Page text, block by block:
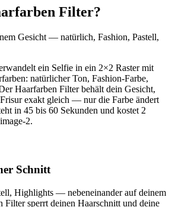
Filter?
Gesicht — natürlich, Fashion, Pastell,
ein Selfie in ein 2×2 Raster mit
natürlicher Ton, Fashion-Farbe,
Haarfarben Filter behält dein Gesicht,
exakt gleich — nur die Farbe ändert
in 45 bis 60 Sekunden und kostet 2
2.
Schnitt
Highlights — nebeneinander auf deinem
Filter sperrt deinen Haarschnitt und deine